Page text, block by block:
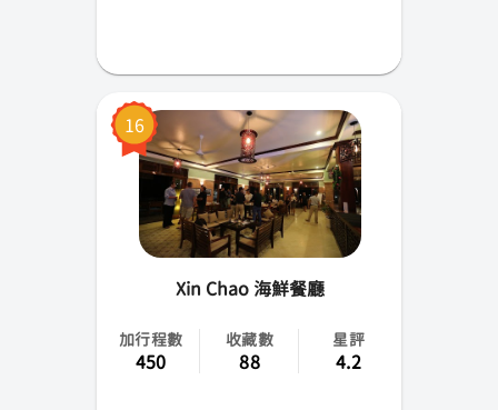
16
Xin Chao 海鮮餐廳
加行程數
450
收藏數
88
星評
4.2